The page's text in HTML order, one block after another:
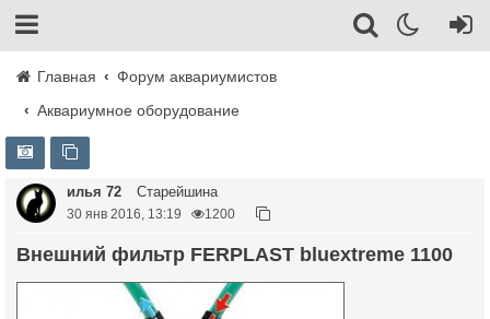
Главная
Форум аквариумистов
Аквариумное оборудование
илья 72 Старейшина
30 янв 2016, 13:19 1200
Внешний фильтр FERPLAST bluextreme 1100